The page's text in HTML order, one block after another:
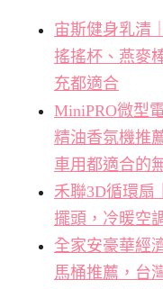
宙斯健身乳清
搖搖杯、燕麥
充都適合
MiniPRO微型
精油香氛機推
車用都適合的
禾聯3D循環扇
擺頭，冷暖空
全家安豪華經
馬桶推薦，台